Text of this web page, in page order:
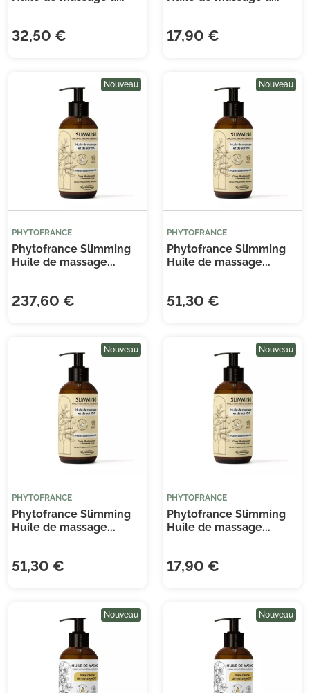
32,50 € 17,90 €
Nouveau
PHYTOFRANCE
Phytofrance Slimming
Huile de massage...
237,60 €
Nouveau
PHYTOFRANCE
Phytofrance Slimming
Huile de massage...
51,30 €
Nouveau
PHYTOFRANCE
Phytofrance Slimming
Huile de massage...
51,30 €
Nouveau
PHYTOFRANCE
Phytofrance Slimming
Huile de massage...
17,90 €
Nouveau Nouveau
Je consens également à recevoir les offres
promotionnelles.
confidentialité.